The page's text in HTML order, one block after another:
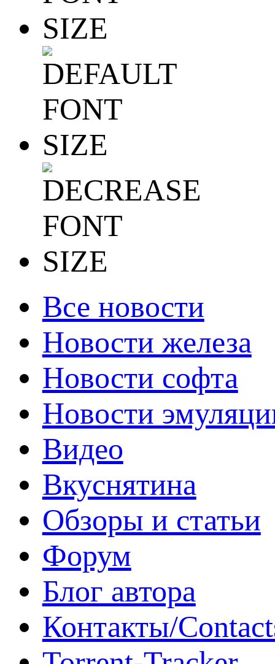
Все новости
Новости железа
Новости софта
Новости
Видео
Вкуснятина
Обзоры и статьи
Форум
Блог автора
Контакты/